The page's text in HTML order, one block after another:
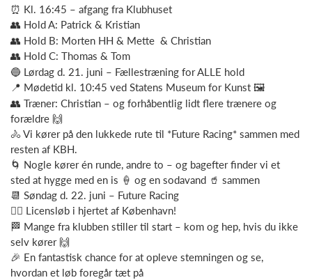
⏰ Kl. 16:45 – afgang fra Klubhuset
👥 Hold A: Patrick & Kristian
👥 Hold B: Morten HH & Mette & Christian
👥 Hold C: Thomas & Tom
🔵 Lørdag d. 21. juni – Fællestræning for ALLE hold
📍 Mødetid kl. 10:45 ved Statens Museum for Kunst 🖼️
👥 Træner: Christian – og forhåbentlig lidt flere trænere og
forældre 🙌
🚴 Vi kører på den lukkede rute til *Future Racing* sammen med
resten af KBH.
🌀 Nogle kører én runde, andre to – og bagefter finder vi et
sted at hygge med en is 🍦 og en sodavand 🥤 sammen
📆 Søndag d. 22. juni – Future Racing
🚴‍♂️ Licensløb i hjertet af København!
🏁 Mange fra klubben stiller til start – kom og hep, hvis du ikke
selv kører 🙌
🎉 En fantastisk chance for at opleve stemningen og se,
hvordan et løb foregår tæt på